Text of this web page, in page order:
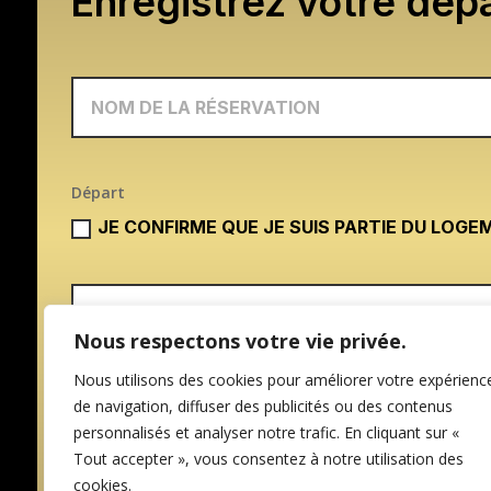
Nous respectons votre vie privée.
Nous utilisons des cookies pour améliorer votre
de navigation, diffuser des publicités ou des contenus
personnalisés et analyser notre trafic. En cliquant sur «
Tout accepter », vous consentez à notre utilisation des
cookies.
Départ
JE CONFIRME QUE JE SUIS PARTIE DU